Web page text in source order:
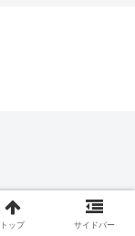
トップ サイドバー